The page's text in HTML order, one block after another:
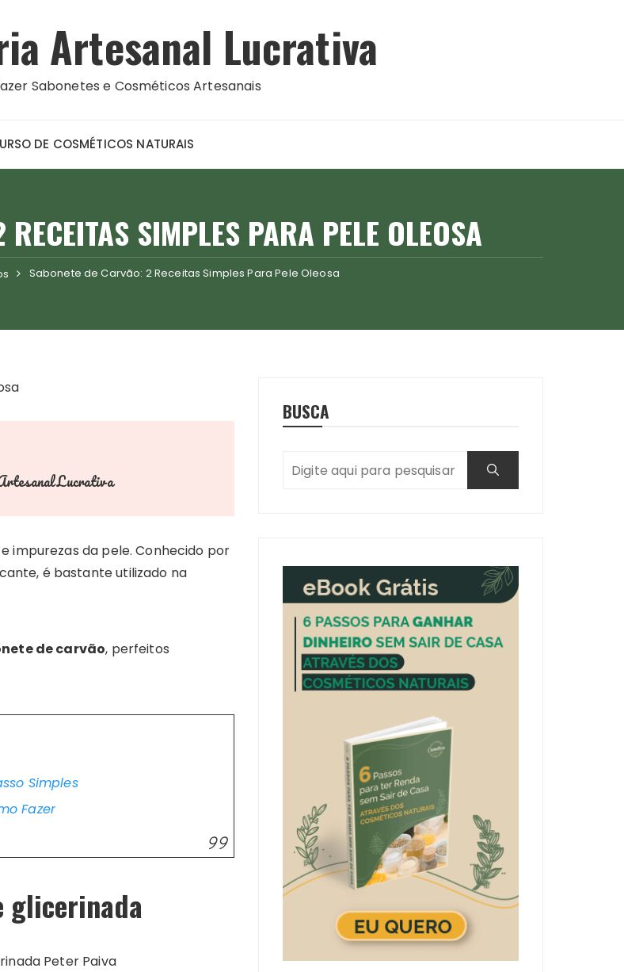
Artesanal Lucrativa
Sabonetes e Cosméticos Artesanais
DE COSMÉTICOS NATURAIS
SIMPLES PARA PELE OLEOSA
Sabonete de Carvão: 2 Receitas Simples Para Pele Oleosa
Lucrativa
impurezas da pele. Conhecido por
é bastante utilizado na
de carvão, perfeitos
Simples
Fazer
glicerinada
BUSCA